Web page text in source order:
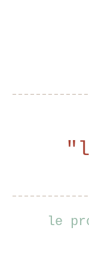
le